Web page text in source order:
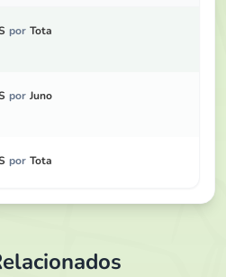
por Tota
por Juno
por Tota